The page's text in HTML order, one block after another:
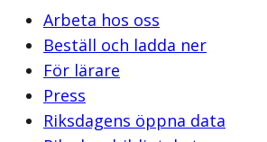
Arbeta hos oss
Beställ och ladda ner
För lärare
Press
Riksdagens öppna data